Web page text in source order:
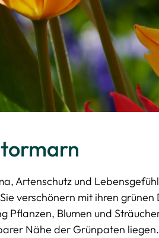
Artenschutz und
verschönern mit ihren
Pflanzen, Blumen und
Nähe der Grünpaten